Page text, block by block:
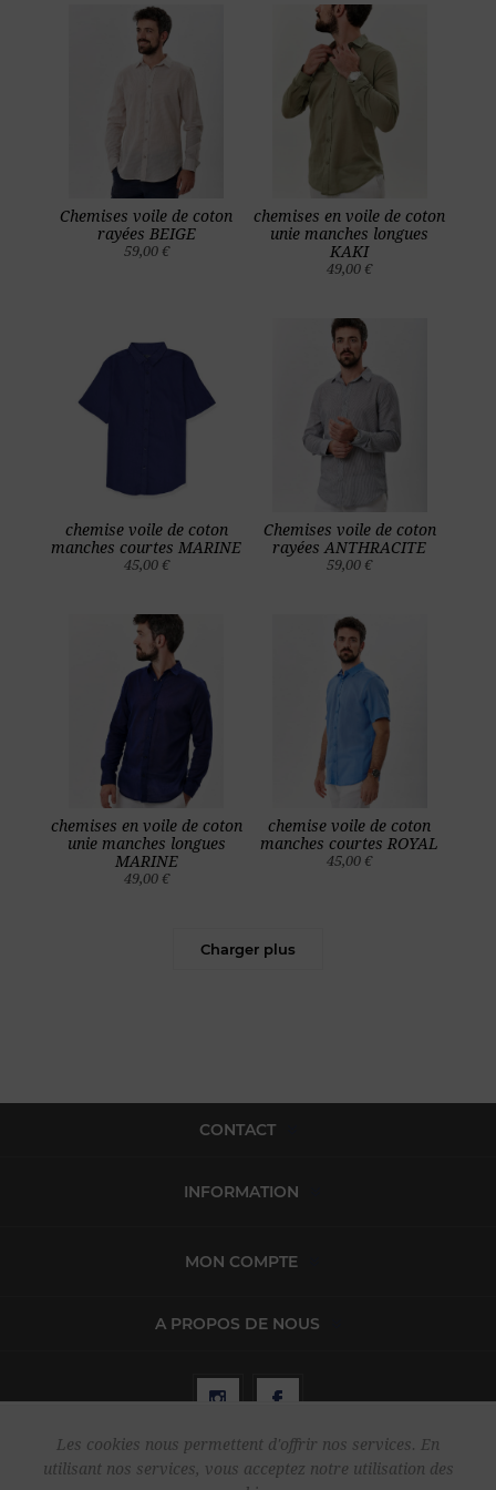
Chemises voile de coton
rayées BEIGE
59,00 €
chemises en voile de coton
unie manches longues
KAKI
49,00 €
chemise voile de coton
manches courtes MARINE
45,00 €
Chemises voile de coton
rayées ANTHRACITE
59,00 €
chemises en voile de coton
unie manches longues
MARINE
49,00 €
chemise voile de coton
manches courtes ROYAL
45,00 €
Charger plus
CONTACT
INFORMATION
MON COMPTE
A PROPOS DE NOUS
Les cookies nous permettent d'offrir nos services. En
utilisant nos services, vous acceptez notre utilisation des